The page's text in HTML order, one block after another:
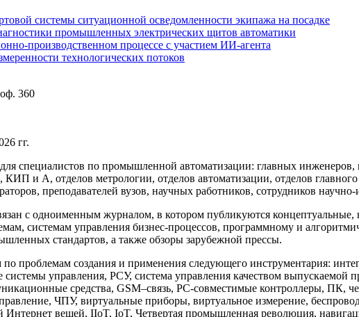
системы ситуационной осведомленности экипажа на посадке
промышленных электрических щитов автоматики
производственном процессе с участием ИИ-агента
технологических потоков
360
гг.
специалистов по промышленной автоматизации: главных инженеров,
А, отделов метрологии, отделов автоматизации, отделов
преподавателей вузов, научных работников, сотрудников научно-
с одноименным журналом, в котором публикуются концептуальные,
системам управления бизнес-процессов, программному и
стандартов, а также обзоры зарубежной прессы.
по проблемам создания и применения следующего инструментария:
управления, РСУ, система управления качеством выпускаемой
средства, GSM–связь, РС-совместимые контроллеры, ПК,
ЧПУ, виртуальные приборы, виртуальное измерение,
вещей, IIoT, IoT, Четвертая промышленная революция,